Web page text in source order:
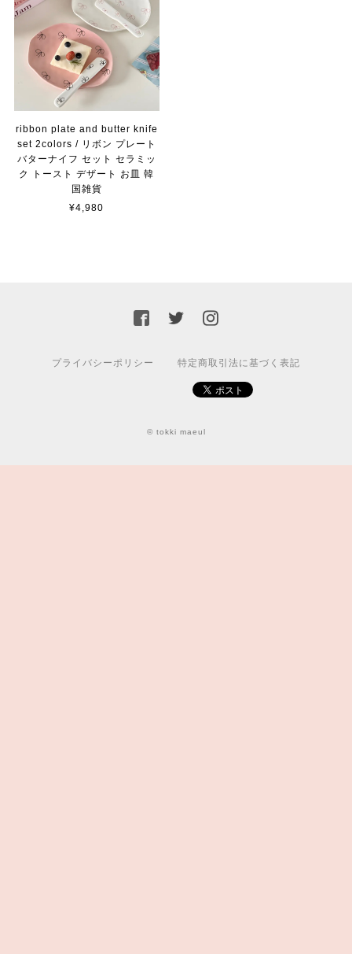
ribbon plate and butter knife
set 2colors / リボン プレート
バターナイフ セット セラミッ
ク トースト デザート お皿 韓
国雑貨
¥4,980
プライバシーポリシー 特定商取引法に基づく表記
© tokki maeul